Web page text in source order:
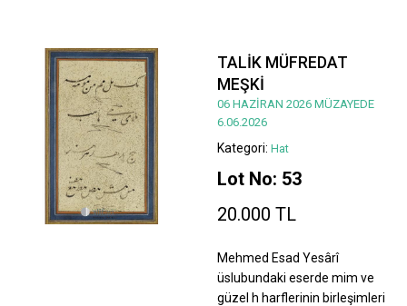
TALİK MÜFREDAT
MEŞKİ
06 HAZİRAN 2026 MÜZAYEDE
6.06.2026
Kategori: Hat
Lot No: 53
20.000 TL
Mehmed Esad Yesârî
üslubundaki eserde mim ve
güzel h harflerinin birleşimleri